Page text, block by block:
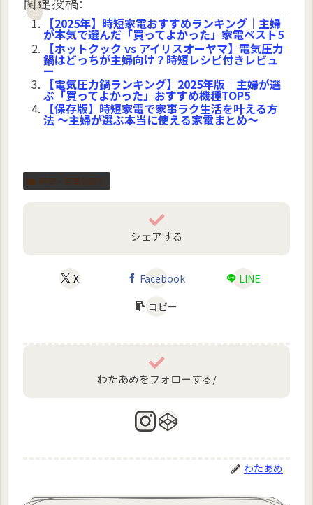
【2025年】時短家電おすすめランキング｜主婦
が本気で選んだ「買ってよかった」家電ベスト5
【ホットクック vs アイリスオーヤマ】電気圧力
鍋はどっちが主婦向け？時短レシピ付きレビュ
ー
【電気圧力鍋ランキング】2025年版｜主婦が選
ぶ「買ってよかった」おすすめ機種TOP5
【保存版】時短家電で家事ラク生活を叶える方
法 〜主婦が選ぶ本当に使える家電まとめ〜
時短・家事効率化
シェアする
X Facebook
LINE
コピー
わたあめをフォローする/
わたあめ